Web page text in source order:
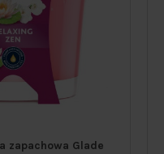
zapachowa Glade